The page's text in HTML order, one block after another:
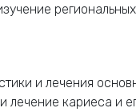
и лечения
лечение кариеса и